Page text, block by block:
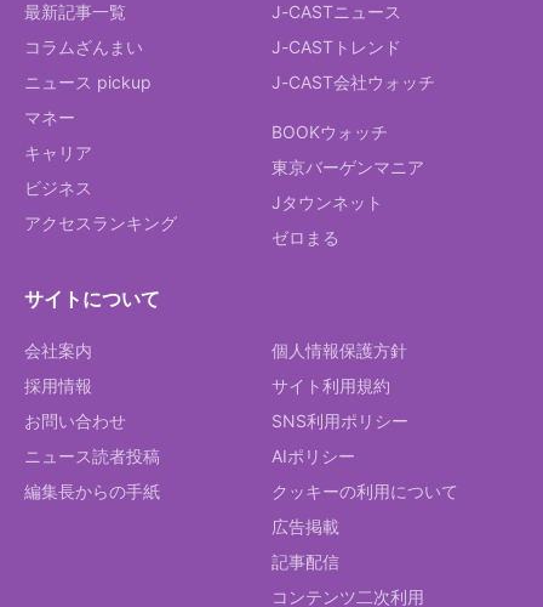
最新記事一覧
コラムざんまい
ニュース pickup
マネー
キャリア
ビジネス
アクセスランキング
J-CASTニュース
J-CASTトレンド
J-CAST会社ウォッチ
BOOKウォッチ
東京バーゲンマニア
Jタウンネット
ゼロまる
サイトについて
会社案内
採用情報
お問い合わせ
ニュース読者投稿
編集長からの手紙
個人情報保護方針
サイト利用規約
SNS利用ポリシー
AIポリシー
クッキーの利用について
広告掲載
記事配信
コンテンツ二次利用